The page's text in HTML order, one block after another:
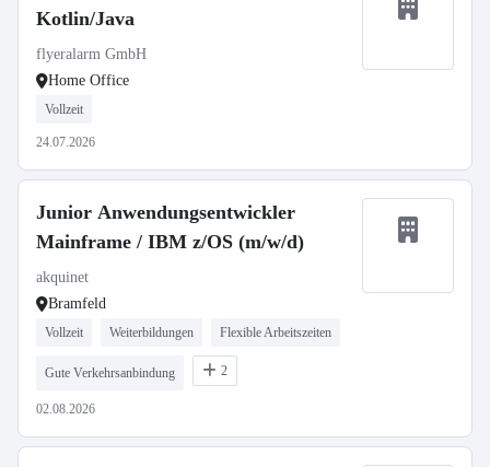
Kotlin/Java
flyeralarm GmbH
Home Office
Vollzeit
24.07.2026
Junior Anwendungsentwickler
Mainframe / IBM z/OS (m/w/d)
akquinet
Bramfeld
Vollzeit Weiterbildungen Flexible Arbeitszeiten
Gute Verkehrsanbindung 2
02.08.2026